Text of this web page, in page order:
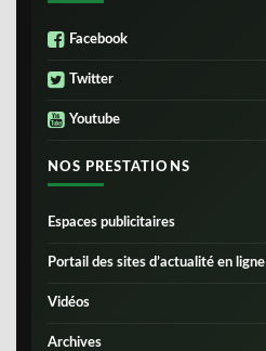
Facebook
Twitter
Youtube
NOS PRESTATIONS
Espaces publicitaires
Portail des sites d’actualité en ligne
Vidéos
Archives